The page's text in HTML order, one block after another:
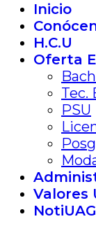
Inicio
H.C.U
Oferta
Tec.
PSU
Valores